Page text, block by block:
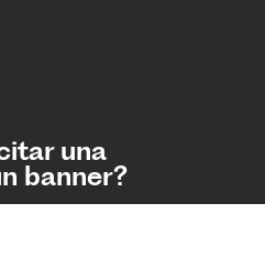
una
banner?